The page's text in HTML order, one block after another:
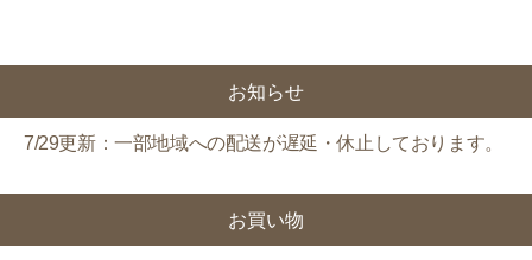
お知らせ
7/29更新：一部地域への配送が遅延・休止しております。
お買い物